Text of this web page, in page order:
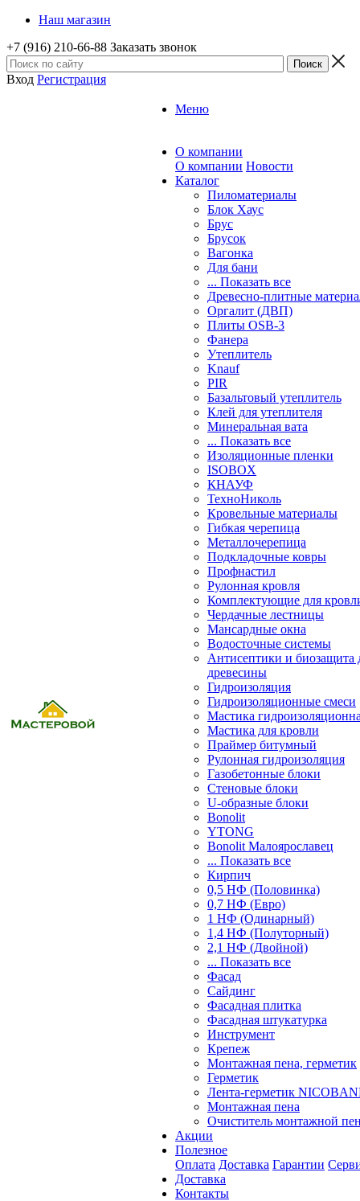
Наш магазин
+7 (916) 210-66-88 Заказать звонок
Вход Регистрация
Меню
О компании
О компании Новости
Каталог
Пиломатериалы
Блок Хаус
Брус
Брусок
Вагонка
Для бани
... Показать все
Древесно-плитные
Оргалит (ДВП)
Плиты OSB-3
Фанера
Утеплитель
Knauf
PIR
Базальтовый утеплитель
Клей для утеплителя
Минеральная вата
... Показать все
Изоляционные пленки
ISOBOX
КНАУФ
ТехноНиколь
Кровельные материалы
Гибкая черепица
Металлочерепица
Подкладочные ковры
Профнастил
Рулонная кровля
Комплектующие для
Чердачные лестницы
Мансардные окна
Водосточные системы
Антисептики и биозащита
древесины
Гидроизоляция
Гидроизоляционные смеси
Мастика
Мастика для кровли
Праймер битумный
Рулонная гидроизоляция
Газобетонные блоки
Стеновые блоки
U-образные блоки
Bonolit
YTONG
Bonolit Малоярославец
... Показать все
Кирпич
0,5 НФ (Половинка)
0,7 НФ (Евро)
1 НФ (Одинарный)
1,4 НФ (Полуторный)
2,1 НФ (Двойной)
... Показать все
Фасад
Сайдинг
Фасадная плитка
Фасадная штукатурка
Инструмент
Крепеж
Монтажная пена, герметик
Герметик
Лента-герметик
Монтажная пена
Очиститель монтажной
Акции
Полезное
Оплата Доставка Гарантии
Доставка
Контакты